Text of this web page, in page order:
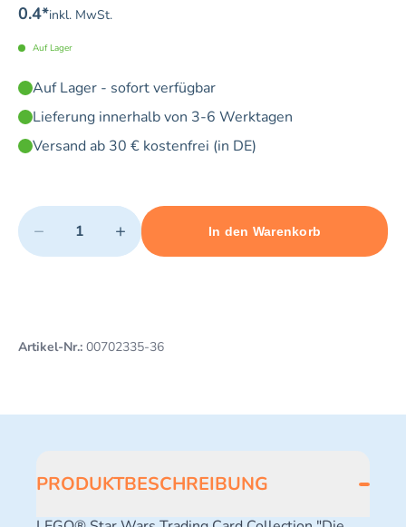
0.4*inkl. MwSt.
Auf Lager
Auf Lager - sofort verfügbar
Lieferung innerhalb von 3-6 Werktagen
Versand ab 30 € kostenfrei (in DE)
Quantity
− +
Minimum quantity: 1 Maximum quantity: 3
In den Warenkorb
Add 1 item to cart
Artikel-Nr.: 00702335-36
PRODUKTBESCHREIBUNG